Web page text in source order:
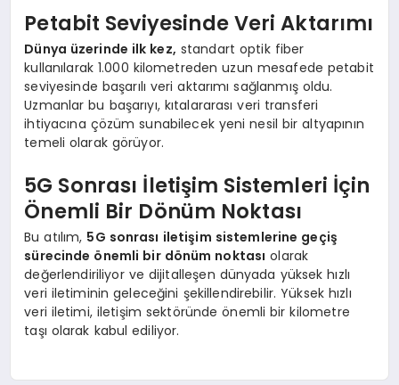
Petabit Seviyesinde Veri Aktarımı
Dünya üzerinde ilk kez, standart optik fiber
kullanılarak 1.000 kilometreden uzun mesafede petabit
seviyesinde başarılı veri aktarımı sağlanmış oldu.
Uzmanlar bu başarıyı, kıtalararası veri transferi
ihtiyacına çözüm sunabilecek yeni nesil bir altyapının
temeli olarak görüyor.
5G Sonrası İletişim Sistemleri İçin
Önemli Bir Dönüm Noktası
Bu atılım, 5G sonrası iletişim sistemlerine geçiş
sürecinde önemli bir dönüm noktası olarak
değerlendiriliyor ve dijitalleşen dünyada yüksek hızlı
veri iletiminin geleceğini şekillendirebilir. Yüksek hızlı
veri iletimi, iletişim sektöründe önemli bir kilometre
taşı olarak kabul ediliyor.